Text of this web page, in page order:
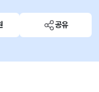
공유